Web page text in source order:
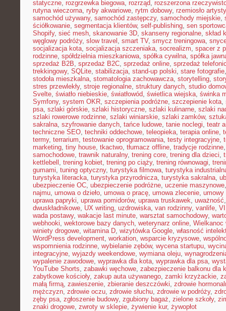
statyczne, rozgrzewka biegowa, rozrząd, rozszerzona
rutyna wieczorna, ryby akwariowe, rytm dobowy, rzemiosło
samochód używany, samochód zastępczy, samochody miejskie,
ściółkowanie, segmentacja klientów, self-publishing, sen
Shopify, sieć mesh, skanowanie 3D, skanseny regionalne, skład
węglowy podróży, slow travel , smart TV, smycz treningowa,
socjalizacja kota, socjalizacja szczeniaka, socrealizm, spacer z
rodzinne, spółdzielnia mieszkaniowa, spółka cywilna, spółka
sprzedaż B2B, sprzedaż B2C, sprzedaż online, sprzedaż
trekkingowy, SQLite, stabilizacja, stand-up polski, stare fotografie
stodoła mieszkalna, stomatologia zachowawcza, storytelling,
stres przewlekły, stroje regionalne, struktury danych, studio
Svelte, światło niebieskie, światłowód, świetlica wiejska, świnka
Symfony, system OKR, szczepienia podróżne, szczepienie kota,
psa, szlaki górskie, szlaki historyczne, szlaki kulinarne, szlaki
szlaki rowerowe rodzinne, szlaki winiarskie, szlaki zamków,
sakralna, szyfrowanie danych, tańce ludowe, tanie noclegi, teatr
techniczne SEO, techniki oddechowe, teleopieka, terapia online,
termy, terrarium, testowanie oprogramowania, testy integracyjne,
marketing, tiny house, tkactwo, tłumacz offline, tradycje rodzinne
samochodowe, trawnik naturalny, trening core, trening dla dzieci,
kettlebell , trening kobiet, trening po ciąży, trening równowagi,
gumami, tuning optyczny, turystyka filmowa, turystyka
turystyka literacka, turystyka przyrodnicza, turystyka sakralna,
ubezpieczenie OC, ubezpieczenie podróżne, uczenie maszynowe
najmu, umowa o dzieło, umowa o pracę, umowa zlecenie, umowy
uprawa papryki, uprawa pomidorów, uprawa truskawek, uważność
dwuskładnikowe, UX writing, uzdrowiska, van rodzinny, vanlife,
wada postawy, wakacje last minute, warsztat samochodowy,
webhooki, wektorowe bazy danych, weterynarz online, Wielkanoc
winiety drogowe, witamina D, wizytówka Google, własność
WordPress development, workation, wsparcie kryzysowe,
wspomnienia rodzinne, wybielanie zębów, wycena startupu,
integracyjne, wyjazdy weekendowe, wymiana oleju,
wypalenie zawodowe, wyprawka dla kota, wyprawka dla psa,
YouTube Shorts, zabawki węchowe, zabezpieczenie balkonu dla
zabytkowe kościoły, zakup auta używanego, zamki krzyżackie,
małą firmą, zawieszenie, zbieranie deszczówki, zdrowie
mężczyzn, zdrowie oczu, zdrowie słuchu, zdrowie w podróży,
zęby psa, zgłoszenie budowy, zgubiony bagaż, zielone szkoły,
znaki drogowe, zwroty w sklepie, żywienie kur, żywopłot